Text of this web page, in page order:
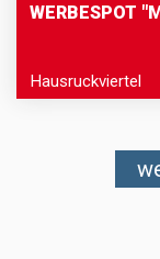
WERBESPOT
Hausruckviertel